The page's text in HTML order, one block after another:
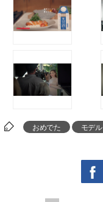
おめでた モデル